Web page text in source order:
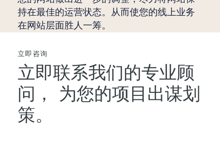
持在最佳的运营状态。从而使您的线上业务
在网站层面胜人一筹。
立即咨询
立即联系我们的专业顾
问，
为您的项目出谋划
策。